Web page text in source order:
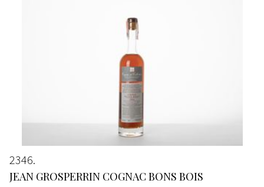
2346
JEAN GROSPERRIN COGNAC BONS BOIS